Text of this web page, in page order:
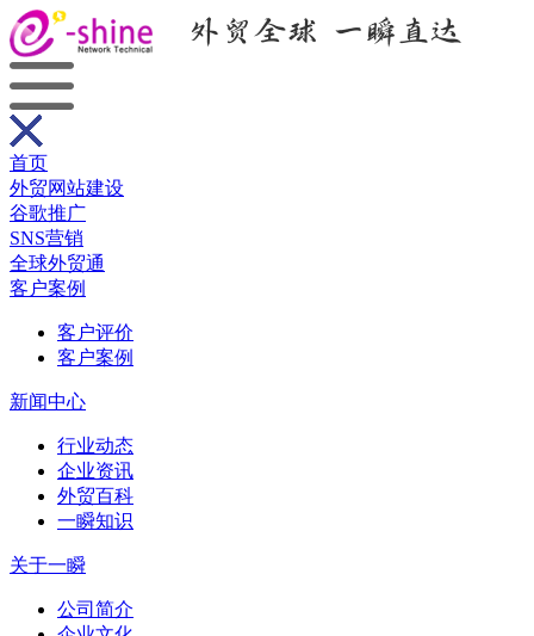
首页
外贸网站建设
谷歌推广
SNS营销
全球外贸通
客户案例
客户评价
客户案例
新闻中心
行业动态
企业资讯
外贸百科
一瞬知识
关于一瞬
公司简介